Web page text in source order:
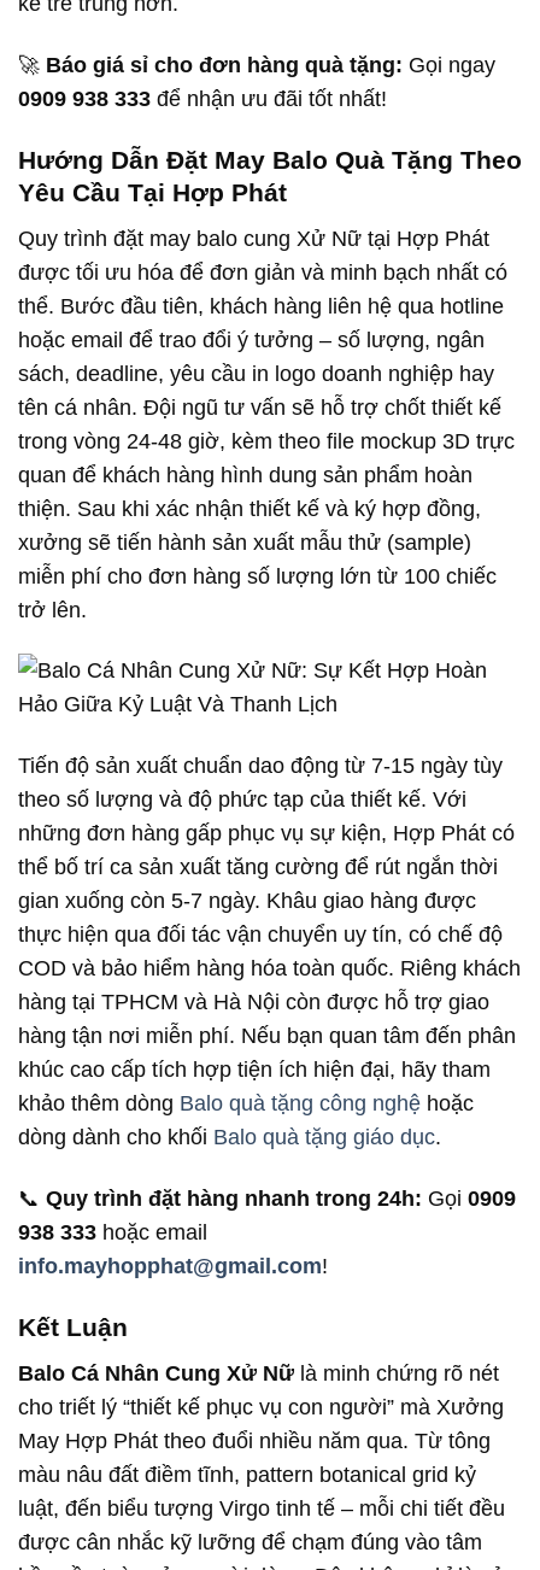
🚀 Báo giá sỉ cho đơn hàng quà tặng: Gọi ngay
0909 938 333 để nhận ưu đãi tốt nhất!
Hướng Dẫn Đặt May Balo Quà Tặng Theo
Yêu Cầu Tại Hợp Phát
Quy trình đặt may balo cung Xử Nữ tại Hợp Phát
được tối ưu hóa để đơn giản và minh bạch nhất có
thể. Bước đầu tiên, khách hàng liên hệ qua hotline
hoặc email để trao đổi ý tưởng – số lượng, ngân
sách, deadline, yêu cầu in logo doanh nghiệp hay
tên cá nhân. Đội ngũ tư vấn sẽ hỗ trợ chốt thiết kế
trong vòng 24-48 giờ, kèm theo file mockup 3D trực
quan để khách hàng hình dung sản phẩm hoàn
thiện. Sau khi xác nhận thiết kế và ký hợp đồng,
xưởng sẽ tiến hành sản xuất mẫu thử (sample)
miễn phí cho đơn hàng số lượng lớn từ 100 chiếc
trở lên.
Tiến độ sản xuất chuẩn dao động từ 7-15 ngày tùy
theo số lượng và độ phức tạp của thiết kế. Với
những đơn hàng gấp phục vụ sự kiện, Hợp Phát có
thể bố trí ca sản xuất tăng cường để rút ngắn thời
gian xuống còn 5-7 ngày. Khâu giao hàng được
thực hiện qua đối tác vận chuyển uy tín, có chế độ
COD và bảo hiểm hàng hóa toàn quốc. Riêng khách
hàng tại TPHCM và Hà Nội còn được hỗ trợ giao
hàng tận nơi miễn phí. Nếu bạn quan tâm đến phân
khúc cao cấp tích hợp tiện ích hiện đại, hãy tham
khảo thêm dòng Balo quà tặng công nghệ hoặc
dòng dành cho khối Balo quà tặng giáo dục.
📞 Quy trình đặt hàng nhanh trong 24h: Gọi 0909
938 333 hoặc email
info.mayhopphat@gmail.com!
Kết Luận
Balo Cá Nhân Cung Xử Nữ là minh chứng rõ nét
cho triết lý “thiết kế phục vụ con người” mà Xưởng
May Hợp Phát theo đuổi nhiều năm qua. Từ tông
màu nâu đất điềm tĩnh, pattern botanical grid kỷ
luật, đến biểu tượng Virgo tinh tế – mỗi chi tiết đều
được cân nhắc kỹ lưỡng để chạm đúng vào tâm